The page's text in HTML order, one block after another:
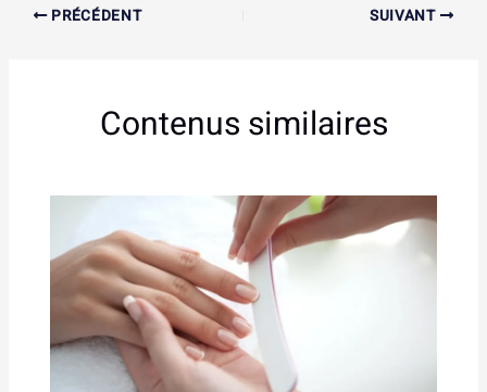
PRÉCÉDENT SUIVANT
Contenus similaires